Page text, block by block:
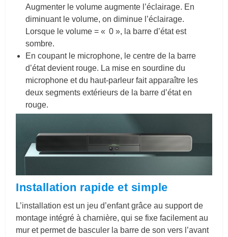
Augmenter le volume augmente l’éclairage. En
diminuant le volume, on diminue l’éclairage.
Lorsque le volume = « 0 », la barre d’état est
sombre.
En coupant le microphone, le centre de la barre
d’état devient rouge. La mise en sourdine du
microphone et du haut-parleur fait apparaître les
deux segments extérieurs de la barre d’état en
rouge.
Installation rapide et simple
L’installation est un jeu d’enfant grâce au support de
montage intégré à charnière, qui se fixe facilement au
mur et permet de basculer la barre de son vers l’avant